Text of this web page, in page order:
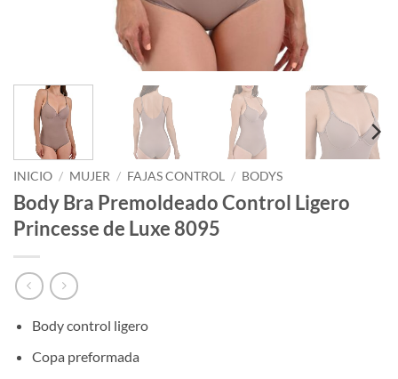
INICIO / MUJER / FAJAS CONTROL / BODYS
Body Bra Premoldeado Control Ligero
Princesse de Luxe 8095
Body control ligero
Copa preformada